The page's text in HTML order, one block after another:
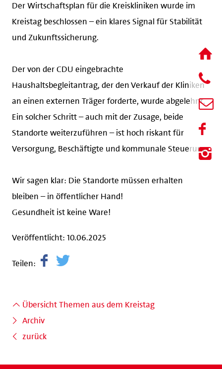
Der Wirtschaftsplan für die Kreiskliniken wurde im
Kreistag beschlossen – ein klares Signal für Stabilität
und Zukunftssicherung.
Der von der CDU eingebrachte
Haushaltsbegleitantrag, der den Verkauf der Kliniken
an einen externen Träger forderte, wurde abgelehnt.
Ein solcher Schritt – auch mit der Zusage, beide
Standorte weiterzuführen – ist hoch riskant für
Versorgung, Beschäftigte und kommunale Steuerung.
Wir sagen klar: Die Standorte müssen erhalten
bleiben – in öffentlicher Hand!
Gesundheit ist keine Ware!
Veröffentlicht: 10.06.2025
Teilen:
Übersicht Themen aus dem Kreistag
Archiv
zurück